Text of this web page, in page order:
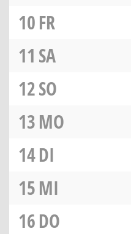
10FR
11 SA
12SO
13MO
14DI
15MI
16DO